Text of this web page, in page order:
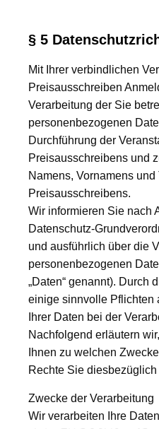
§ 5
Mit Ihrer verbindlichen
Preisausschreiben
Verarbeitung der Sie
personenbezogenen
Durchführung der
Preisausschreibens und
Namens, Vornamens
Preisausschreibens.
Wir informieren Sie nach
Datenschutz-
und ausführlich über die
personenbezogenen
„Daten“ genannt). Durch
einige sinnvolle Pflichten
Ihrer Daten bei der
Nachfolgend erläutern
Ihnen zu welchen
Rechte Sie diesbezüglich
Zwecke der Verarbeitung
Wir verarbeiten Ihre